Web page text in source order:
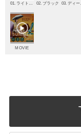
02. ブラック
MOVIE